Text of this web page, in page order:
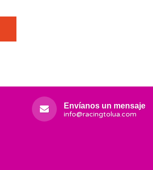
Envíanos un mensaje
info@racingtolua.com